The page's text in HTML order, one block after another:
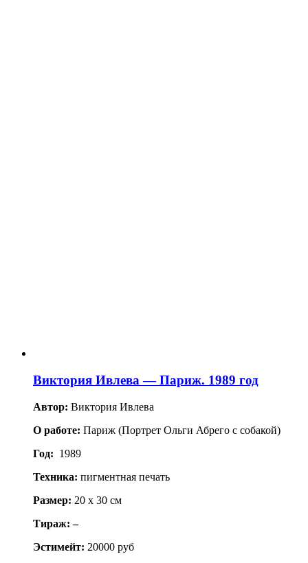
Виктория Ивлева — Париж. 1989 год
Автор: Виктория Ивлева
О работе: Париж (Портрет Ольги Абрего с собакой)
Год: 1989
Техника: пигментная печать
Размер: 20 x 30 см
Тираж: –
Эстимейт: 20000 руб